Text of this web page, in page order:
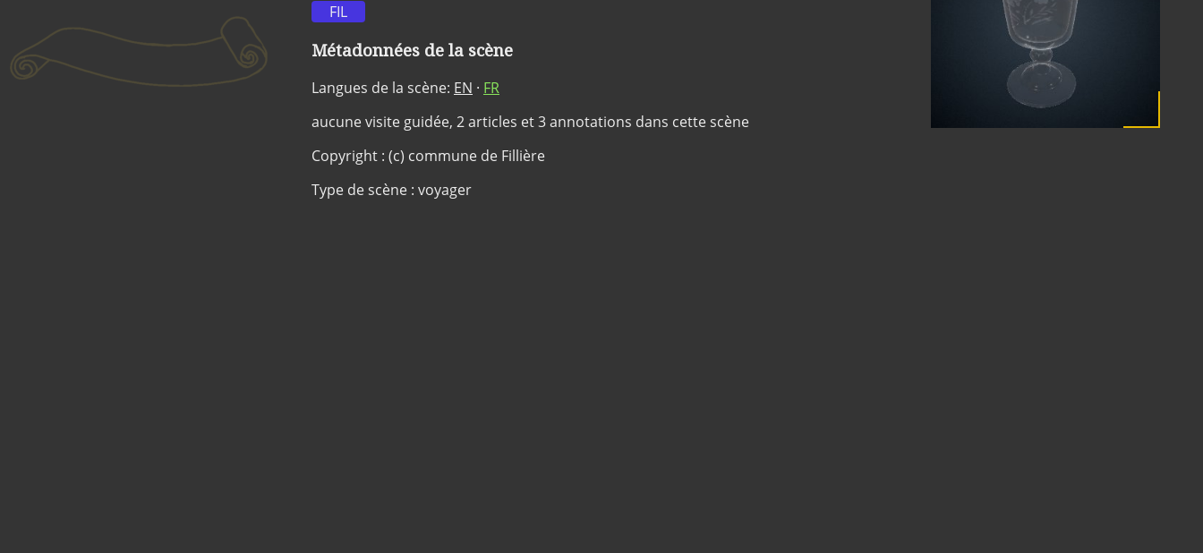
FIL
Métadonnées de la scène
Langues de la scène: EN · FR
aucune visite guidée, 2 articles et 3 annotations dans cette scène
Copyright : (c) commune de Fillière
Type de scène : voyager